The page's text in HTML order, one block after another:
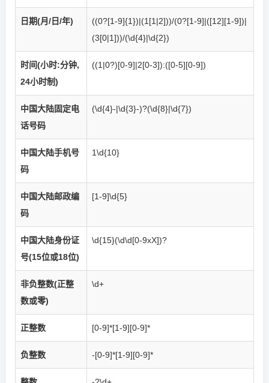
日期(月/日/年)
((0?[1-9]{1})|(1[1|2]))/(0?[1-9]|([12][1-9])|
(3[0|1]))/(\d{4}|\d{2})
时间(小时:分钟,
24小时制)
((1|0?)[0-9]|2[0-3]):([0-5][0-9])
中国大陆固定电
话号码
(\d{4}-|\d{3}-)?(\d{8}|\d{7})
中国大陆手机号
码
1\d{10}
中国大陆邮政编
码
[1-9]\d{5}
中国大陆身份证
号(15位或18位)
\d{15}(\d\d[0-9xX])?
非负整数(正整
数或零)
\d+
正整数 [0-9]*[1-9][0-9]*
负整数 -[0-9]*[1-9][0-9]*